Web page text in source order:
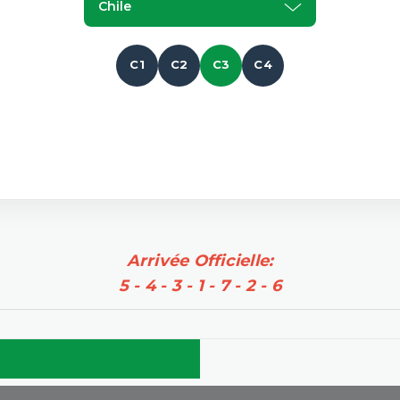
Chile
C1 C2 C3 C4
Arrivée Officielle:
5 - 4 - 3 - 1 - 7 - 2 - 6